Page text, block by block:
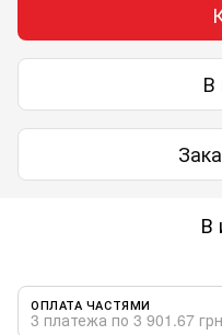
В
В
ОПЛАТА ЧАСТЯМИ
3 платежа по 3 901.67 грн